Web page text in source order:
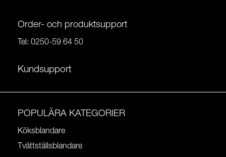
Order- och produktsupport
Tel: 0250-59 64 50
Kundsupport
POPULÄRA KATEGORIER
Köksblandare
Tvättställsblandare